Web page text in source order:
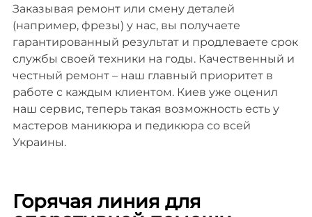
Заказывая ремонт или смену деталей
(например, фрезы) у нас, вы получаете
гарантированный результат и продлеваете срок
службы своей техники на годы. Качественный и
честный ремонт – наш главный приоритет в
работе с каждым клиентом. Киев уже оценил
наш сервис, теперь такая возможность есть у
мастеров маникюра и педикюра со всей
Украины.
Горячая линия для